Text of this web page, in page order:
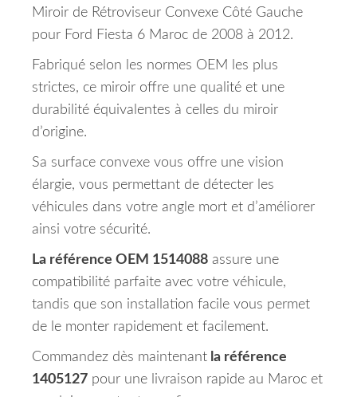
Miroir de Rétroviseur Convexe Côté Gauche
pour Ford Fiesta 6 Maroc de 2008 à 2012.
Fabriqué selon les normes OEM les plus
strictes, ce miroir offre une qualité et une
durabilité équivalentes à celles du miroir
d’origine.
Sa surface convexe vous offre une vision
élargie, vous permettant de détecter les
véhicules dans votre angle mort et d’améliorer
ainsi votre sécurité.
La référence OEM 1514088 assure une
compatibilité parfaite avec votre véhicule,
tandis que son installation facile vous permet
de le monter rapidement et facilement.
Commandez dès maintenant la référence
1405127 pour une livraison rapide au Maroc et